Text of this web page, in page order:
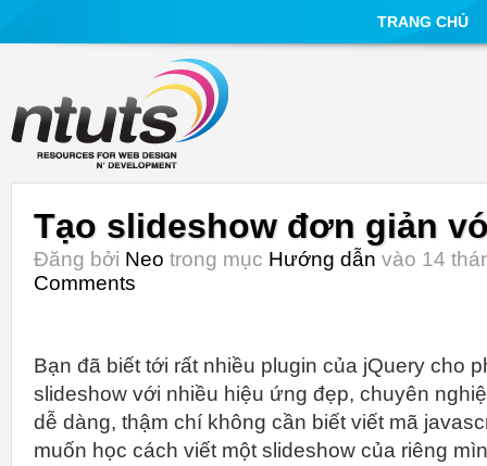
TRANG CHỦ
Tạo slideshow đơn giản
Đăng bởi Neo trong mục Hướng dẫn vào 14
Comments
Bạn đã biết tới rất nhiều plugin của jQuery cho
slideshow với nhiều hiệu ứng đẹp, chuyên
dễ dàng, thậm chí không cần biết viết mã
muốn học cách viết một slideshow của riêng